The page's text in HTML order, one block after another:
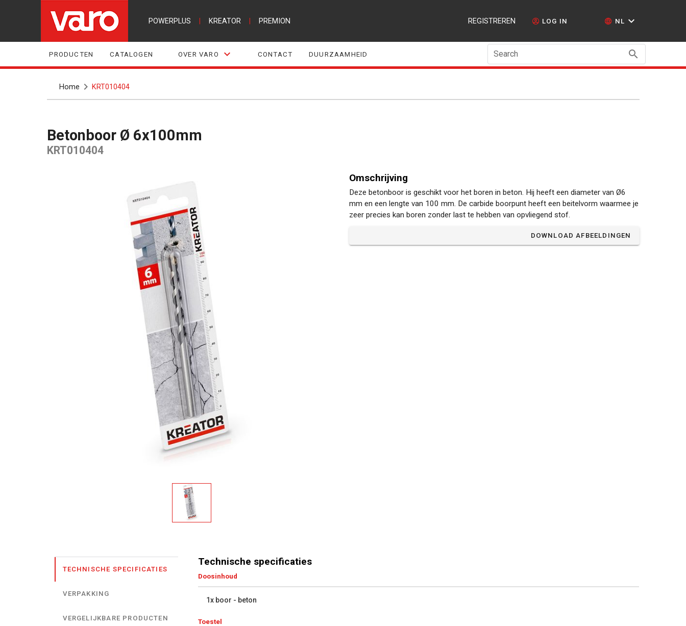
POWERPLUS KREATOR PREMION REGISTREREN LOG IN NL
PRODUCTEN CATALOGEN OVER VARO CONTACT DUURZAAMHEID Search
Home KRT010404
Betonboor Ø 6x100mm
KRT010404
Omschrijving
Deze betonboor is geschikt voor het boren in beton. Hij heeft een diameter van Ø6
mm en een lengte van 100 mm. De carbide boorpunt heeft een beitelvorm waarmee je
zeer precies kan boren zonder last te hebben van opvliegend stof.
DOWNLOAD AFBEELDINGEN
TECHNISCHE SPECIFICATIES
VERPAKKING
VERGELIJKBARE PRODUCTEN
Technische specificaties
Doosinhoud
1x boor - beton
Toestel